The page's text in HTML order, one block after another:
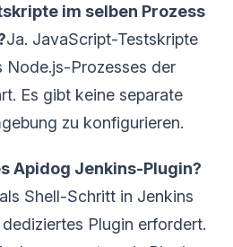
im selben Prozess
Ja. JavaScript-Testskripte
Node.js-Prozesses der
Es gibt keine separate
zu konfigurieren.
Apidog Jenkins-Plugin?
Shell-Schritt in Jenkins
Plugin erfordert.